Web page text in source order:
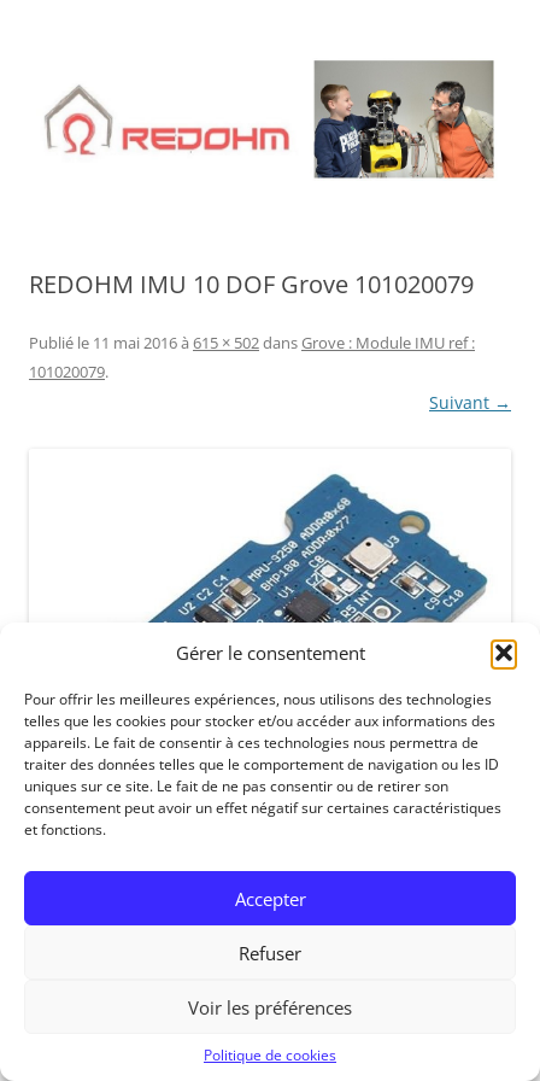
Gérer le consentement
Pour offrir les meilleures expériences, nous utilisons des technologies
telles que les cookies pour stocker et/ou accéder aux informations des
appareils. Le fait de consentir à ces technologies nous permettra de
traiter des données telles que le comportement de navigation ou les ID
uniques sur ce site. Le fait de ne pas consentir ou de retirer son
consentement peut avoir un effet négatif sur certaines caractéristiques
et fonctions.
Accepter
Refuser
Voir les préférences
Politique de cookies
REDOHM IMU 10 DOF Grove 101020079
Publié le 11 mai 2016à 615 × 502dansGrove : Module IMU ref :
101020079.
Suivant →
RedOhm, 2014